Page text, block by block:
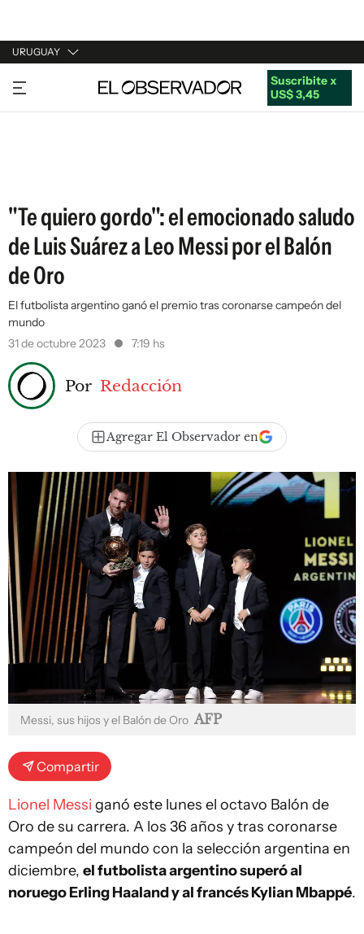
URUGUAY
URUGUAY
ARGENTINA
Suscribite x
US$ 3,45
"Te quiero gordo": el emocionado saludo
de Luis Suárez a Leo Messi por el Balón
de Oro
El futbolista argentino ganó el premio tras coronarse campeón del
mundo
31 de octubre 2023
7:19 hs
Por Redacción
Agregar El Observador en
Messi, sus hijos y el Balón de Oro AFP
Compartir
Lionel Messi ganó este lunes el octavo Balón de
Oro de su carrera. A los 36 años y tras coronarse
campeón del mundo con la selección argentina en
diciembre, el futbolista argentino superó al
noruego Erling Haaland y al francés Kylian Mbappé.